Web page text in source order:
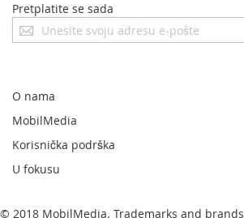
Pretplatite se sada
Prijavite
se
newsletter:
O nama
MobilMedia
Korisnička podrška
U fokusu
© 2018 MobilMedia. Trademarks and brands